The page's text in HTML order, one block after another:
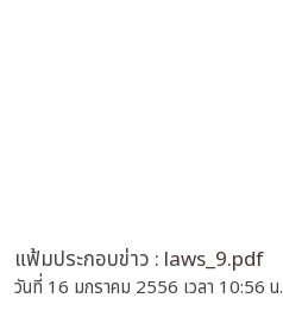
แฟ้มประกอบข่าว : laws_9.pdf
วันที่ 16 มกราคม 2556 เวลา 10:56 น.